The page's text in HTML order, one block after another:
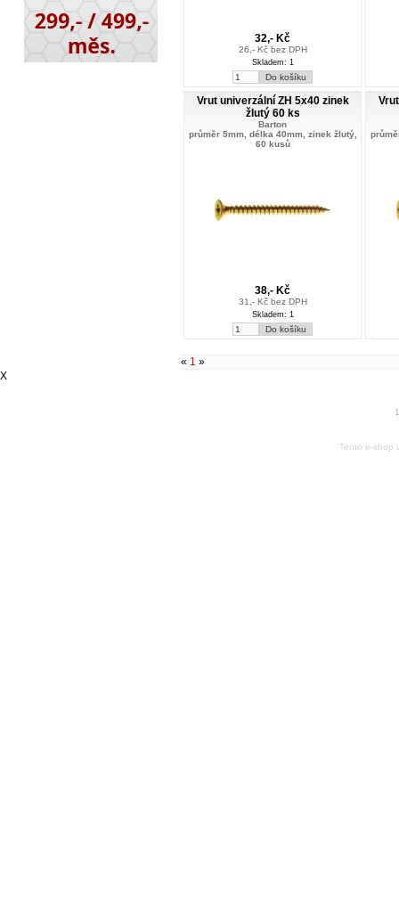
32,- Kč
26,- Kč bez DPH
Skladem: 1
Vrut univerzální ZH 5x40 zinek
žlutý 60 ks
Barton
průměr 5mm, délka 40mm, zinek žlutý,
60 kusů
38,- Kč
31,- Kč bez DPH
Skladem: 1
« 1 »
X
Tento e-shop